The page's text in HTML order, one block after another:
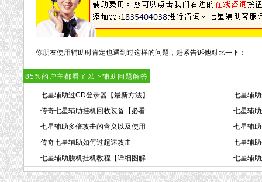
你朋友使用辅助时肯定也遇到过这样的问题，赶紧告诉他对比一下：
85%的户主都看了以下辅助问题解答
七星辅助过CD登录器【最新方法】
七星辅
传奇七星辅助挂机回收装备【必看
七星辅
七星辅助多倍攻击的含义以及使用
七星辅
传奇七星辅助如何过超速攻击
七星辅
七星辅助脱机挂机教程【详细图解
七星辅